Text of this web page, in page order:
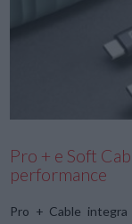
Pro + e Soft
performance
Pro + Cable